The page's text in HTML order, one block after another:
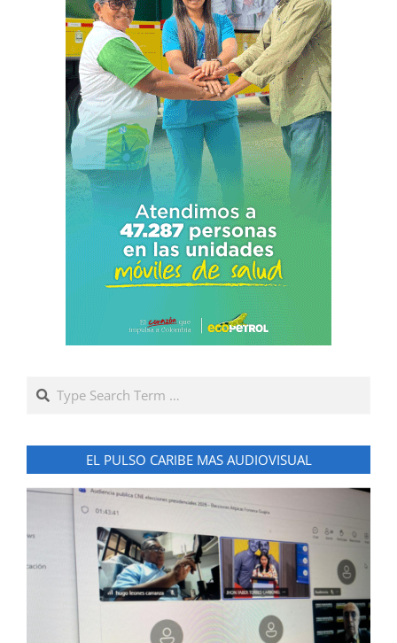
Search
EL PULSO CARIBE MAS AUDIOVISUAL